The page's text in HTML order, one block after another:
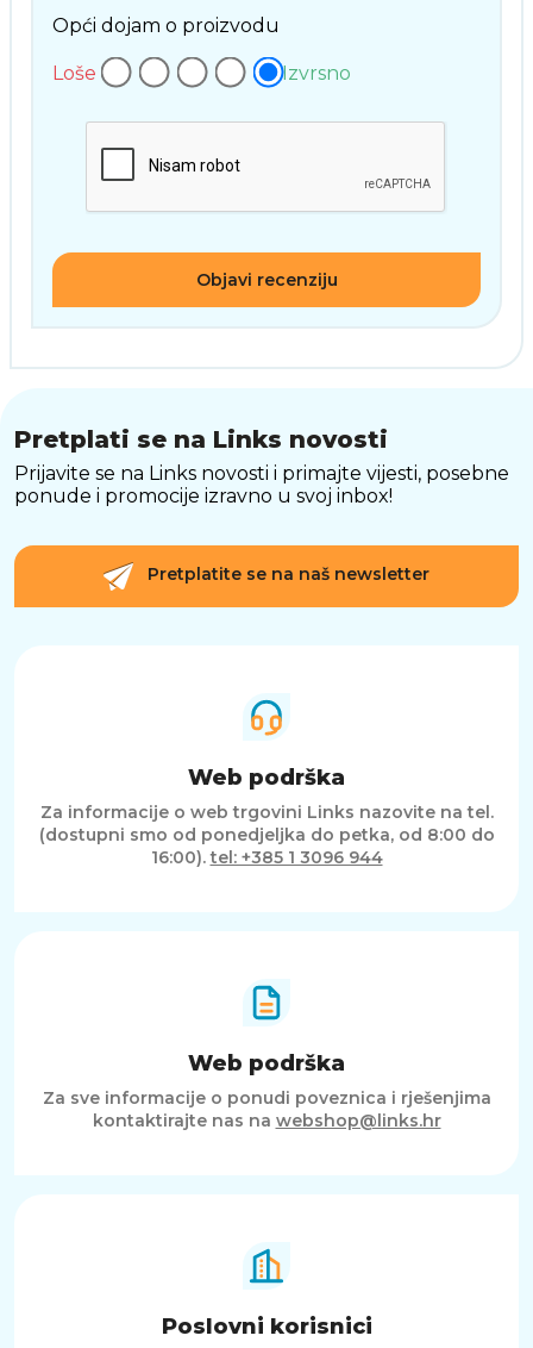
Opći dojam o proizvodu
Loše Izvrsno
Objavi recenziju
Pretplati se na Links novosti
Prijavite se na Links novosti i primajte vijesti, posebne
ponude i promocije izravno u svoj inbox!
Pretplatite se na naš newsletter
Web podrška
Za informacije o web trgovini Links nazovite na tel.
(dostupni smo od ponedjeljka do petka, od 8:00 do
16:00).tel: +385 1 3096 944
Web podrška
Za sve informacije o ponudi poveznica i rješenjima
kontaktirajte nas na webshop@links.hr
Poslovni korisnici